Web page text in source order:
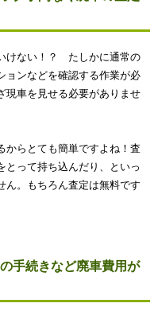
けない！？ たしかに通常の
ョンなどを確認する作業が必
現車を見せる必要がありませ
からとても簡単ですよね！査
とって持ち込んだり、といっ
ん。もちろん査定は無料です
手続きなど廃車費用が